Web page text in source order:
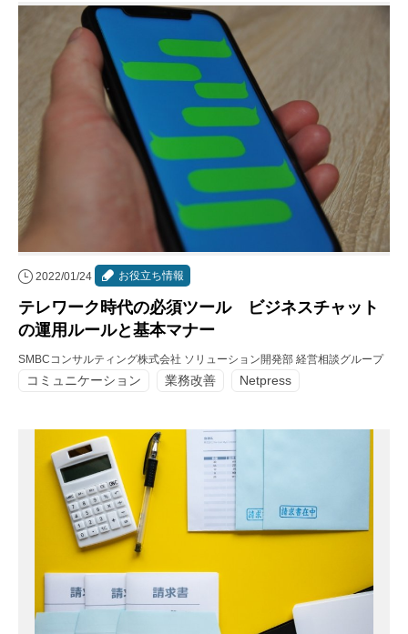
2022/01/24 お役立ち情報
テレワーク時代の必須ツール ビジネスチャット
の運用ルールと基本マナー
SMBCコンサルティング株式会社 ソリューション開発部 経営相談グループ
コミュニケーション 業務改善 Netpress